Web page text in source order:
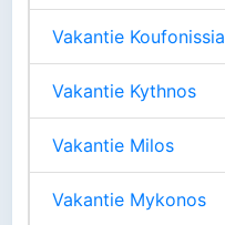
Vakantie Koufonissia
Vakantie Kythnos
Vakantie Milos
Vakantie Mykonos